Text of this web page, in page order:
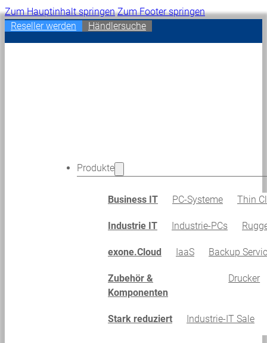
Zum Hauptinhalt springen Zum Footer springen
Reseller werden
Händlersuche
Produkte
Business IT PC-Systeme Thin
Industrie IT Industrie-PCs
exone.Cloud IaaS Backup
Zubehör &
Komponenten
Drucker
Stark reduziert Industrie-IT Sale